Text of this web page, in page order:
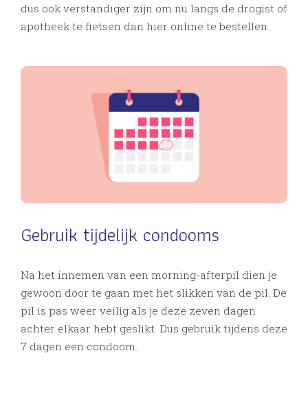
dus ook verstandiger zijn om nu langs de drogist of
apotheek te fietsen dan hier online te bestellen.
Gebruik tijdelijk condooms
Na het innemen van een morning-afterpil dien je
gewoon door te gaan met het slikken van de pil. De
pil is pas weer veilig als je deze zeven dagen
achter elkaar hebt geslikt. Dus gebruik tijdens deze
7 dagen een condoom.